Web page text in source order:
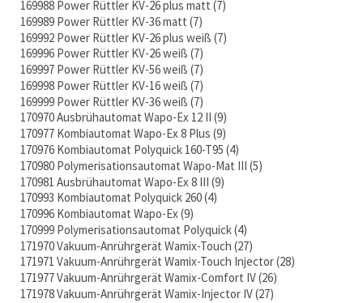
169988 Power Rüttler KV-26 plus matt 7
169989 Power Rüttler KV-36 matt 7
169992 Power Rüttler KV-26 plus weiß 7
169996 Power Rüttler KV-26 weiß 7
169997 Power Rüttler KV-56 weiß 7
169998 Power Rüttler KV-16 weiß 7
169999 Power Rüttler KV-36 weiß 7
170970 Ausbrühautomat Wapo-Ex 12 II 9
170977 Kombiautomat Wapo-Ex 8 Plus 9
170976 Kombiautomat Polyquick 160-T95 4
170980 Polymerisationsautomat Wapo-Mat III 5
170981 Ausbrühautomat Wapo-Ex 8 III 9
170993 Kombiautomat Polyquick 260 4
170996 Kombiautomat Wapo-Ex 9
170999 Polymerisationsautomat Polyquick 4
171970 Vakuum-Anrührgerät Wamix-Touch 27
171971 Vakuum-Anrührgerät Wamix-Touch Injector 28
171977 Vakuum-Anrührgerät Wamix-Comfort IV 26
171978 Vakuum-Anrührgerät Wamix-Injector IV 27